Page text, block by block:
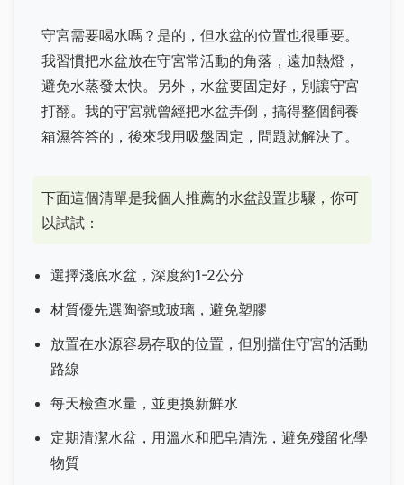
守宮需要喝水嗎？是的，但水盆的位置也很重要。
我習慣把水盆放在守宮常活動的角落，遠加熱燈，
避免水蒸發太快。另外，水盆要固定好，別讓守宮
打翻。我的守宮就曾經把水盆弄倒，搞得整個飼養
箱濕答答的，後來我用吸盤固定，問題就解決了。
下面這個清單是我個人推薦的水盆設置步驟，你可
以試試：
選擇淺底水盆，深度約1-2公分
材質優先選陶瓷或玻璃，避免塑膠
放置在水源容易存取的位置，但別擋住守宮的活動
路線
每天檢查水量，並更換新鮮水
定期清潔水盆，用溫水和肥皂清洗，避免殘留化學
物質